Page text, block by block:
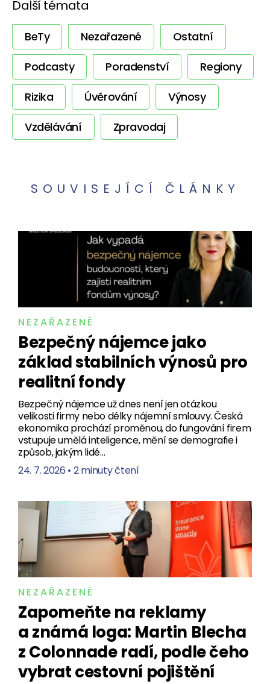
Další témata
BeTy Nezařazené
Ostatní
Podcasty
Poradenství
Regiony
Rizika
Úvěrování
Výnosy
Vzdělávání
Zpravodaj
SOUVISEJÍCÍ ČLÁNKY
NEZAŘAZENÉ
Bezpečný nájemce jako
základ stabilních výnosů pro
realitní fondy
Bezpečný nájemce už dnes není jen otázkou
velikosti firmy nebo délky nájemní smlouvy. Česká
ekonomika prochází proměnou, do fungování firem
vstupuje umělá inteligence, mění se demografie i
způsob, jakým lidé…
24. 7. 2026 • 2 minuty čtení
NEZAŘAZENÉ
Zapomeňte na reklamy
a známá loga: Martin Blecha
z Colonnade radí, podle čeho
vybrat cestovní pojištění